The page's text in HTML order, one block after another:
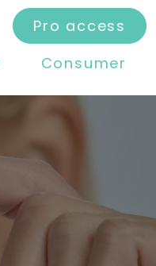
Consumer
Pro access